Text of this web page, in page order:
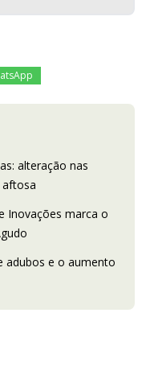
alteração nas
aftosa
Inovações marca o
adubos e o aumento